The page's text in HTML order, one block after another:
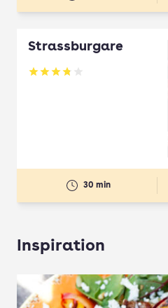
Strassburgare
Betyg: 3.78 av 5
30 min
Inspiration